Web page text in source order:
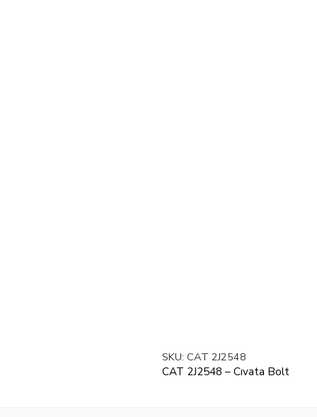
SKU: CAT 2J2548
CAT 2J2548 – Cıvata Bolt